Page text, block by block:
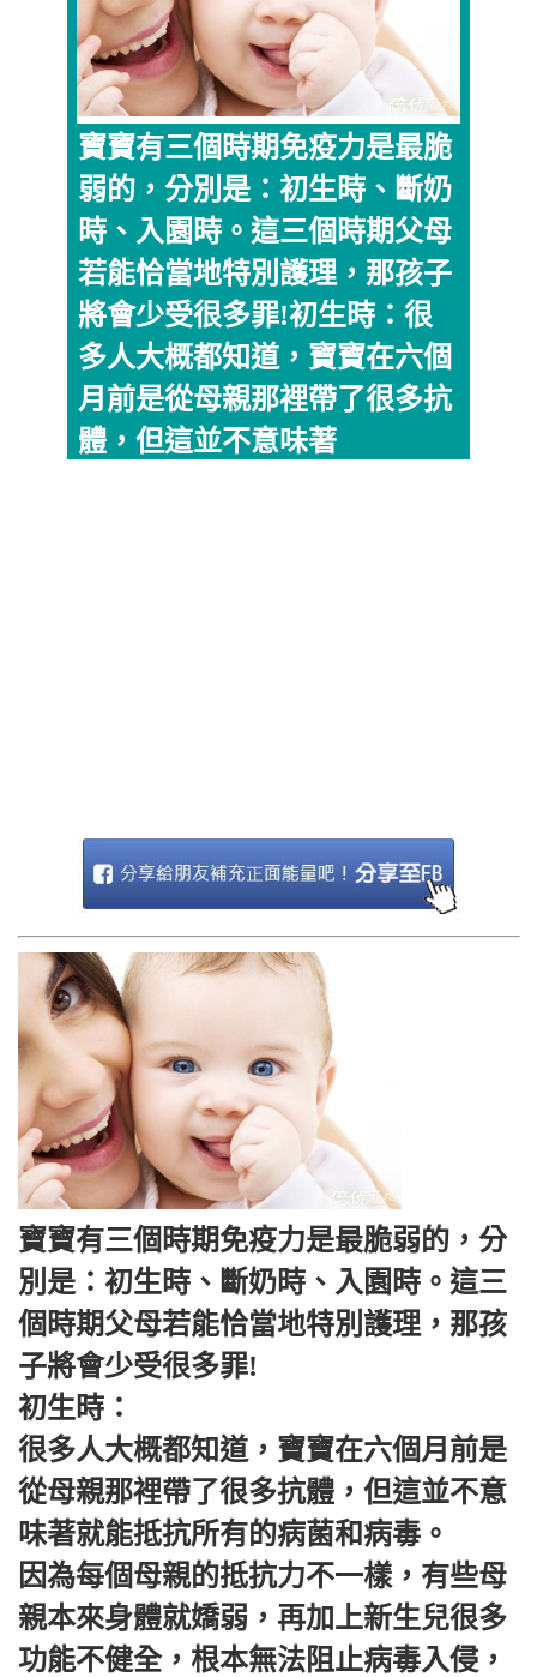
寶寶有三個時期免疫力是最脆
弱的，分別是：初生時、斷奶
時、入園時。這三個時期父母
若能恰當地特別護理，那孩子
將會少受很多罪!初生時：很
多人大概都知道，寶寶在六個
月前是從母親那裡帶了很多抗
體，但這並不意味著
寶寶有三個時期免疫力是最脆弱的，分
別是：初生時、斷奶時、入園時。這三
個時期父母若能恰當地特別護理，那孩
子將會少受很多罪!
初生時：
很多人大概都知道，寶寶在六個月前是
從母親那裡帶了很多抗體，但這並不意
味著就能抵抗所有的病菌和病毒。
因為每個母親的抵抗力不一樣，有些母
親本來身體就嬌弱，再加上新生兒很多
功能不健全，根本無法阻止病毒入侵，